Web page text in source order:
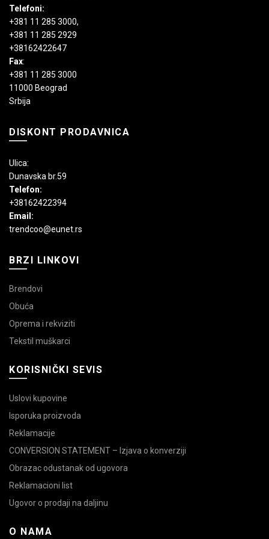
Telefoni:
+381 11 285 3000,
+381 11 285 2929
+38162422647
Fax:
+381 11 285 3000
11000 Beograd
Srbija
DISKONT PRODAVNICA
Ulica:
Dunavska br.59
Telefon:
+38162422394
Email:
trendcoo@eunet.rs
BRZI LINKOVI
Brendovi
Obuća
Oprema i rekviziti
Tekstil muškarci
KORISNIČKI SEVIS
Uslovi kupovine
Isporuka proizvoda
Reklamacije
CONVERSION STATEMENT – Izjava o konverziji
Obrazac odustanak od ugovora
Reklamacioni list
Ugovor o prodaji na daljinu
O NAMA